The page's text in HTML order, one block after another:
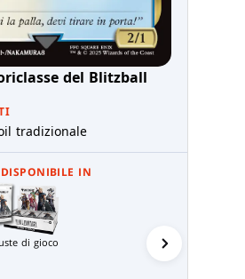
del Blitzball
tradizionale
DISPONIBILE IN
di gioco